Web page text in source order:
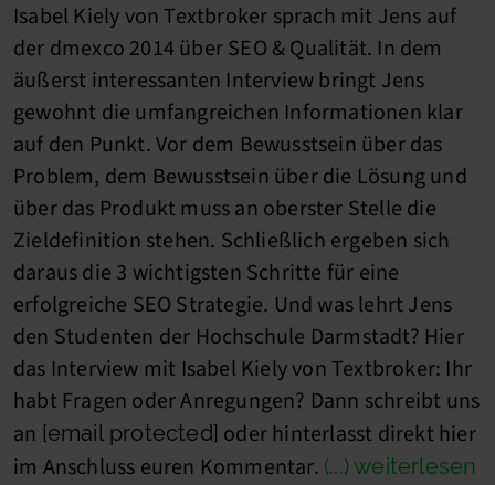
Isabel Kiely von Textbroker sprach mit Jens auf
der dmexco 2014 über SEO & Qualität. In dem
äußerst interessanten Interview bringt Jens
gewohnt die umfangreichen Informationen klar
auf den Punkt. Vor dem Bewusstsein über das
Problem, dem Bewusstsein über die Lösung und
über das Produkt muss an oberster Stelle die
Zieldefinition stehen. Schließlich ergeben sich
daraus die 3 wichtigsten Schritte für eine
erfolgreiche SEO Strategie. Und was lehrt Jens
den Studenten der Hochschule Darmstadt? Hier
das Interview mit Isabel Kiely von Textbroker: Ihr
habt Fragen oder Anregungen? Dann schreibt uns
an [email protected] oder hinterlasst direkt hier
im Anschluss euren Kommentar. (...) weiterlesen